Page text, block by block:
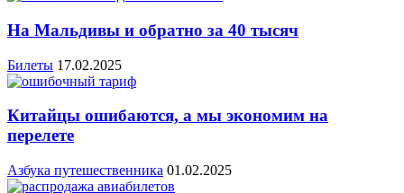
На Мальдивы и обратно за 40 тысяч
Билеты 17.02.2025
Китайцы ошибаются, а мы экономим на
перелете
Азбука путешественника 01.02.2025